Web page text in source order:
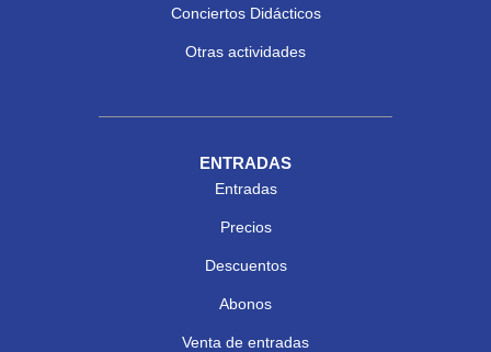
Conciertos Didácticos
Otras actividades
ENTRADAS
Entradas
Precios
Descuentos
Abonos
Venta de entradas